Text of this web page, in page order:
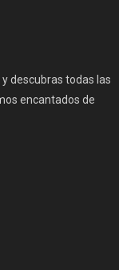
descubras todas las
encantados de